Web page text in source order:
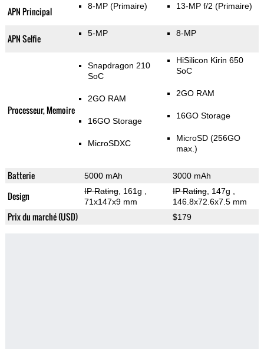
APN Principal 8-MP (Primaire) 13-MP f/2 (Primaire)
APN Selfie 5-MP 8-MP
Processeur, Memoire
Snapdragon 210
SoC
2GO RAM
16GO Storage
MicroSDXC
HiSilicon Kirin 650
SoC
2GO RAM
16GO Storage
MicroSD (256GO
max.)
Batterie 5000 mAh 3000 mAh
Design IP Rating, 161g
71x147x9 mm
IP Rating, 147g
146.8x72.6x7.5 mm
Prix du marché (USD) $179